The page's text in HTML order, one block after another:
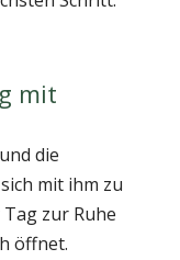
mit
die
mit ihm zu
zur Ruhe
öffnet.